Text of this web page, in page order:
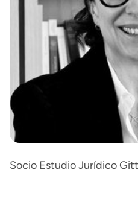
Socio Estudio Jurídico